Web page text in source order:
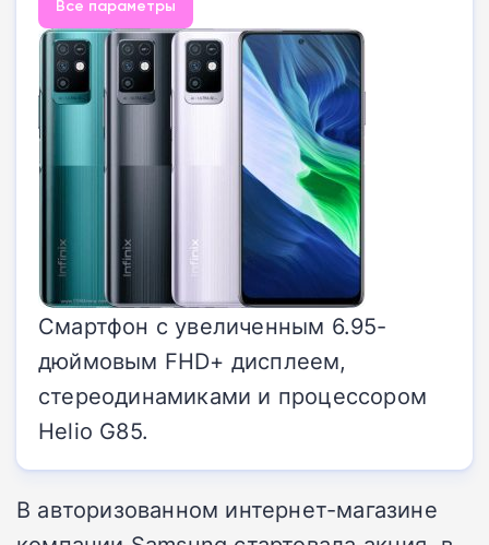
Все параметры
Смартфон с увеличенным 6.95-
дюймовым FHD+ дисплеем,
стереодинамиками и процессором
Helio G85.
В авторизованном интернет-магазине